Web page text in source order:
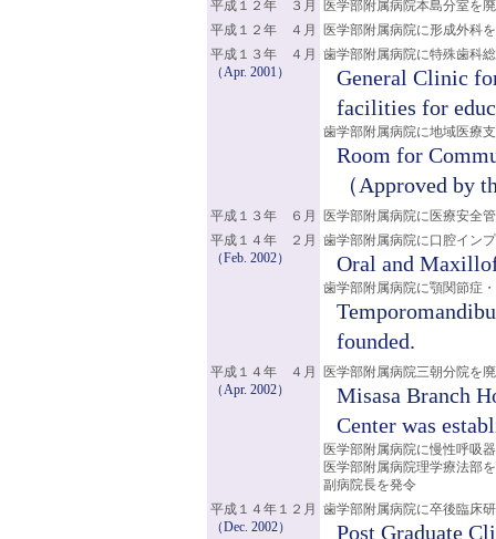
平成１２年 ３月
医学部附属病院本島分室を
平成１２年 ４月
医学部附属病院に形成外科
平成１３年 ４月
（Apr. 2001）
歯学部附属病院に特殊歯科
General Clinic
facilities for
歯学部附属病院に地域医療
Room for
（Approved by
平成１３年 ６月
医学部附属病院に医療安全
平成１４年 ２月
（Feb. 2002）
歯学部附属病院に口腔イン
Oral and
歯学部附属病院に顎関節症
founded.
平成１４年 ４月
（Apr. 2002）
医学部附属病院三朝分院を
Misasa Branch
Center was
医学部附属病院に慢性呼吸
医学部附属病院理学療法部
副病院長を発令
平成１４年１２月
（Dec. 2002）
歯学部附属病院に卒後臨床
Post Graduate